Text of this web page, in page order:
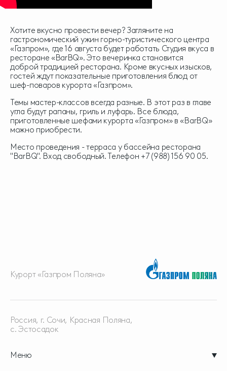
Хотите вкусно провести вечер? Загляните на
гастрономический ужин горно-туристического центра
«Газпром», где 16 августа будет работать Студия вкуса в
ресторане «BarBQ». Это вечеринка становится
доброй традицией ресторана. Кроме вкусных изысков,
гостей ждут показательные приготовления блюд от
шеф-поваров курорта «Газпром».
Темы мастер-классов всегда разные. В этот раз в главе
угла будут рапаны, гриль и луфарь. Все блюда,
приготовленные шефами курорта «Газпром» в «BarBQ»
можно приобрести.
Место проведения - терраса у бассейна ресторана
"BarBQ". Вход свободный. Телефон +7 (988) 156 90 05.
Курорт «Газпром Поляна»
Меню
Россия, г. Сочи, Красная Поляна,
с. Эстосадок